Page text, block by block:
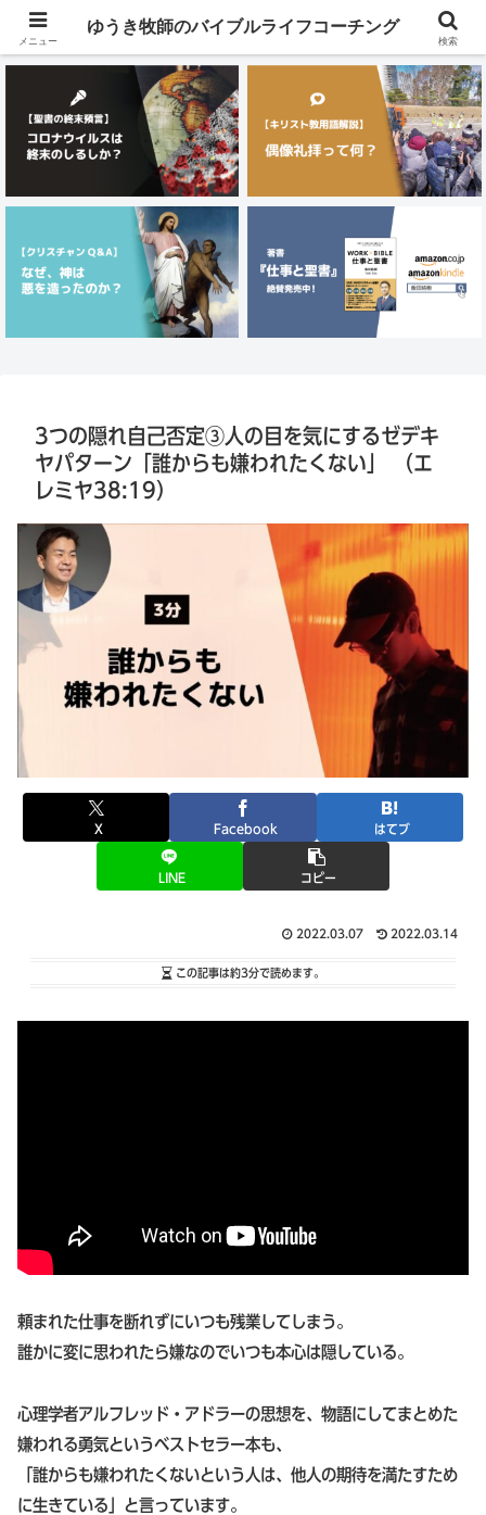
メニュー
3つの隠れ自己否定③人の目を気にするゼデキ
ヤパターン「誰からも嫌われたくない」 （エ
レミヤ38:19）
X Facebook はてブ
LINE コピー
2022.03.07 2022.03.14
この記事は約3分で読めます。
頼まれた仕事を断れずにいつも残業してしまう。
誰かに変に思われたら嫌なのでいつも本心は隠している。
心理学者アルフレッド・アドラーの思想を、物語にしてまとめた
嫌われる勇気というベストセラー本も、
「誰からも嫌われたくないという人は、他人の期待を満たすため
に生きている」と言っています。
メニュー
ゆうき牧師のバイブルライフコーチング
検索